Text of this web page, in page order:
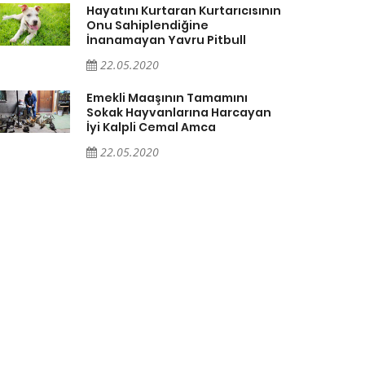
Hayatını Kurtaran Kurtarıcısının
Onu Sahiplendiğine
İnanamayan Yavru Pitbull
22.05.2020
Emekli Maaşının Tamamını
Sokak Hayvanlarına Harcayan
İyi Kalpli Cemal Amca
22.05.2020